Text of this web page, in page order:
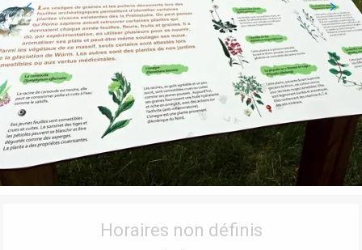
OUVERTURE ET COORDONNÉES
Horaires non définis